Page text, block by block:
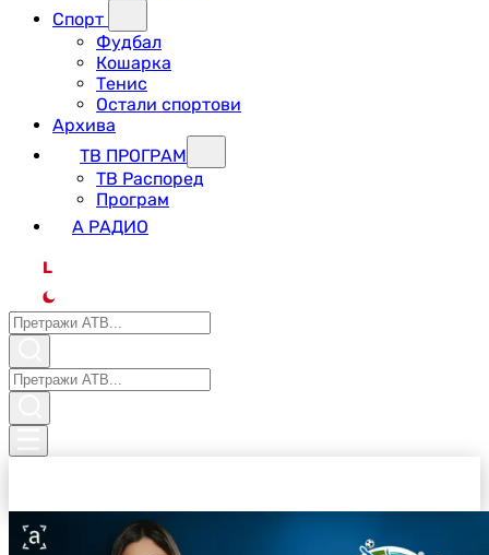
Спорт
Фудбал
Кошарка
Тенис
Остали спортови
Архива
ТВ ПРОГРАМ
ТВ Распоред
Програм
А РАДИО
L